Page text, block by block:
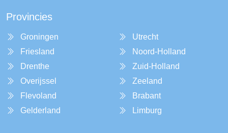
Provincies
Groningen
Friesland
Drenthe
Overijssel
Flevoland
Gelderland
Utrecht
Noord-Holland
Zuid-Holland
Zeeland
Brabant
Limburg